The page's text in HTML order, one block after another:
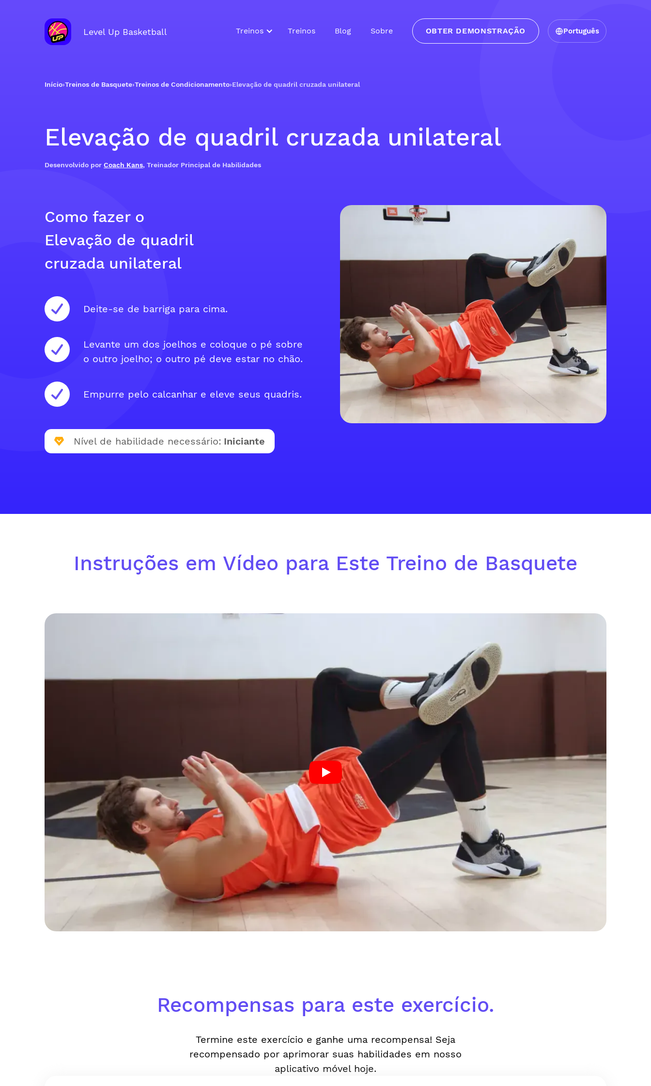
Level Up Basketball Treinos Treinos Blog Sobre OBTER DEMONSTRAÇÃO Português
Início›Treinos de Basquete›Treinos de Condicionamento›Elevação de quadril cruzada unilateral
Elevação de quadril cruzada unilateral
Desenvolvido por Coach Kans, Treinador Principal de Habilidades
Como fazer o
Elevação de quadril
cruzada unilateral
Deite-se de barriga para cima.
Levante um dos joelhos e coloque o pé sobre
o outro joelho; o outro pé deve estar no chão.
Empurre pelo calcanhar e eleve seus quadris.
Nível de habilidade necessário: Iniciante
Instruções em Vídeo para Este Treino de Basquete
Recompensas para este exercício.
Termine este exercício e ganhe uma recompensa! Seja
recompensado por aprimorar suas habilidades em nosso
aplicativo móvel hoje.